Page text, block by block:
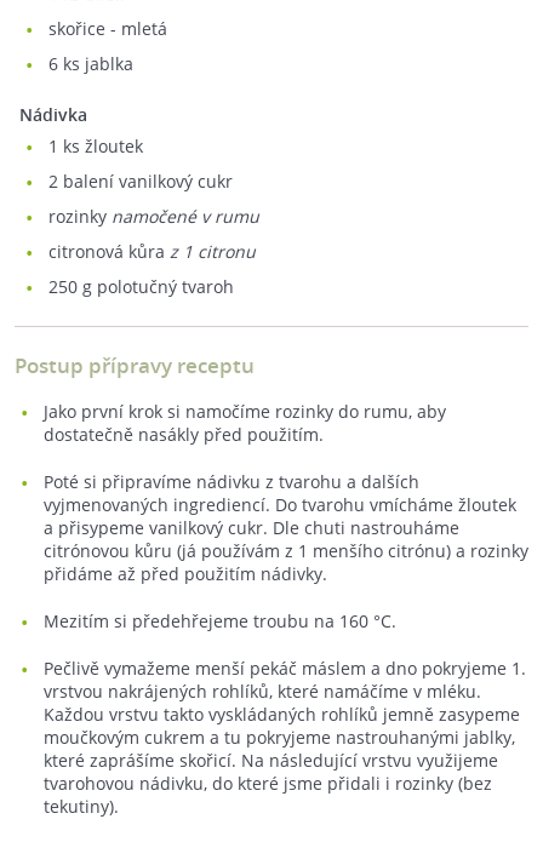
skořice - mletá
6 ks jablka
Nádivka
1 ks žloutek
2 balení vanilkový cukr
rozinky namočené v rumu
citronová kůra z 1 citronu
250 g polotučný tvaroh
Postup přípravy receptu
Jako první krok si namočíme rozinky do rumu, aby
dostatečně nasákly před použitím.
Poté si připravíme nádivku z tvarohu a dalších
vyjmenovaných ingrediencí. Do tvarohu vmícháme žloutek
a přisypeme vanilkový cukr. Dle chuti nastrouháme
citrónovou kůru (já používám z 1 menšího citrónu) a rozinky
přidáme až před použitím nádivky.
Mezitím si předehřejeme troubu na 160 °C.
Pečlivě vymažeme menší pekáč máslem a dno pokryjeme 1.
vrstvou nakrájených rohlíků, které namáčíme v mléku.
Každou vrstvu takto vyskládaných rohlíků jemně zasypeme
moučkovým cukrem a tu pokryjeme nastrouhanými jablky,
které zaprášíme skořicí. Na následující vrstvu využijeme
tvarohovou nádivku, do které jsme přidali i rozinky (bez
tekutiny).